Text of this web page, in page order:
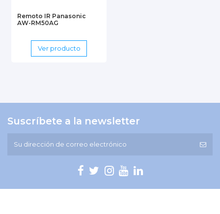
Remoto IR Panasonic
AW-RM50AG
Ver producto
Suscríbete a la newsletter